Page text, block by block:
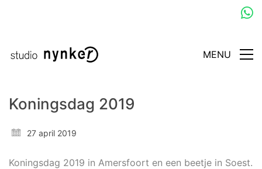
MENU
Koningsdag 2019
27 april 2019
Koningsdag 2019 in Amersfoort en een beetje in Soest.